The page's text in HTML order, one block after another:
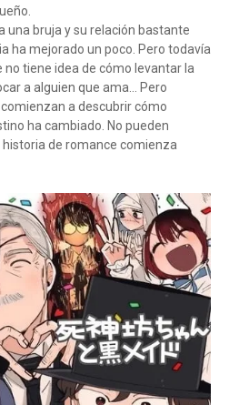
una bruja y su relación bastante
ha mejorado un poco. Pero todavía
tiene idea de cómo levantar la
a alguien que ama… Pero
a descubrir cómo
ha cambiado. No pueden
historia de romance comienza